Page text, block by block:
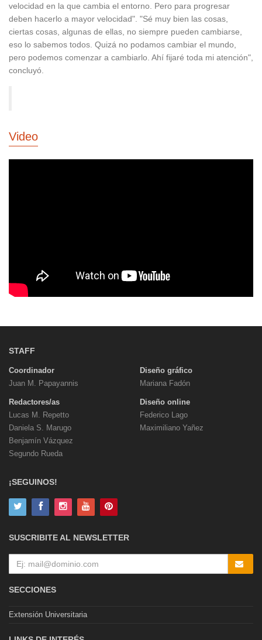
velocidad en la que cambia el entorno. Pero para progresar
deben hacerlo a mayor velocidad". "Sé muy bien las cosas,
ciertas cosas, algunas de ellas, no siempre pueden cambiarse,
eso lo sabemos todos. Quizá no podamos cambiar el mundo,
pero podemos comenzar a cambiarlo. Ahí fijaré toda mi atención",
concluyó.
Video
STAFF
Coordinador
Juan M. Papayannis
Redactores/as
Lucas M. Repetto
Daniela S. Marugo
Benjamín Vázquez
Segundo Rueda
Diseño gráfico
Mariana Fadón
Diseño online
Federico Lago
Maximiliano Yañez
¡SEGUINOS!
SUSCRIBITE AL NEWSLETTER
SECCIONES
Extensión Universitaria